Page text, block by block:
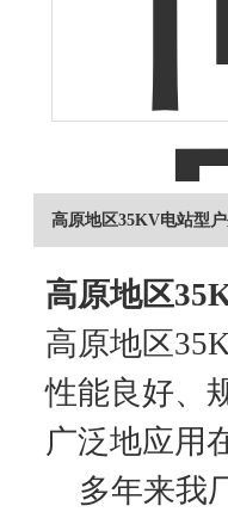
高原地区35KV电站型
高原地区
高原地区
性能良好、
广泛地应用
多年来我